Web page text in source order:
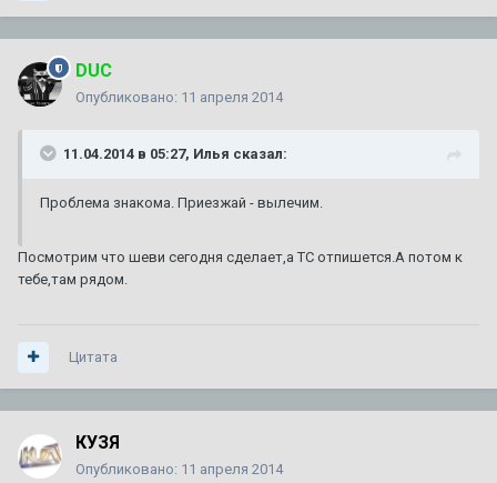
DUC
Опубликовано: 11 апреля 2014
11.04.2014 в 05:27, Илья сказал:
Проблема знакома. Приезжай - вылечим.
Посмотрим что шеви сегодня сделает,а ТС отпишется.А потом к
тебе,там рядом.
Цитата
КУЗЯ
Опубликовано: 11 апреля 2014